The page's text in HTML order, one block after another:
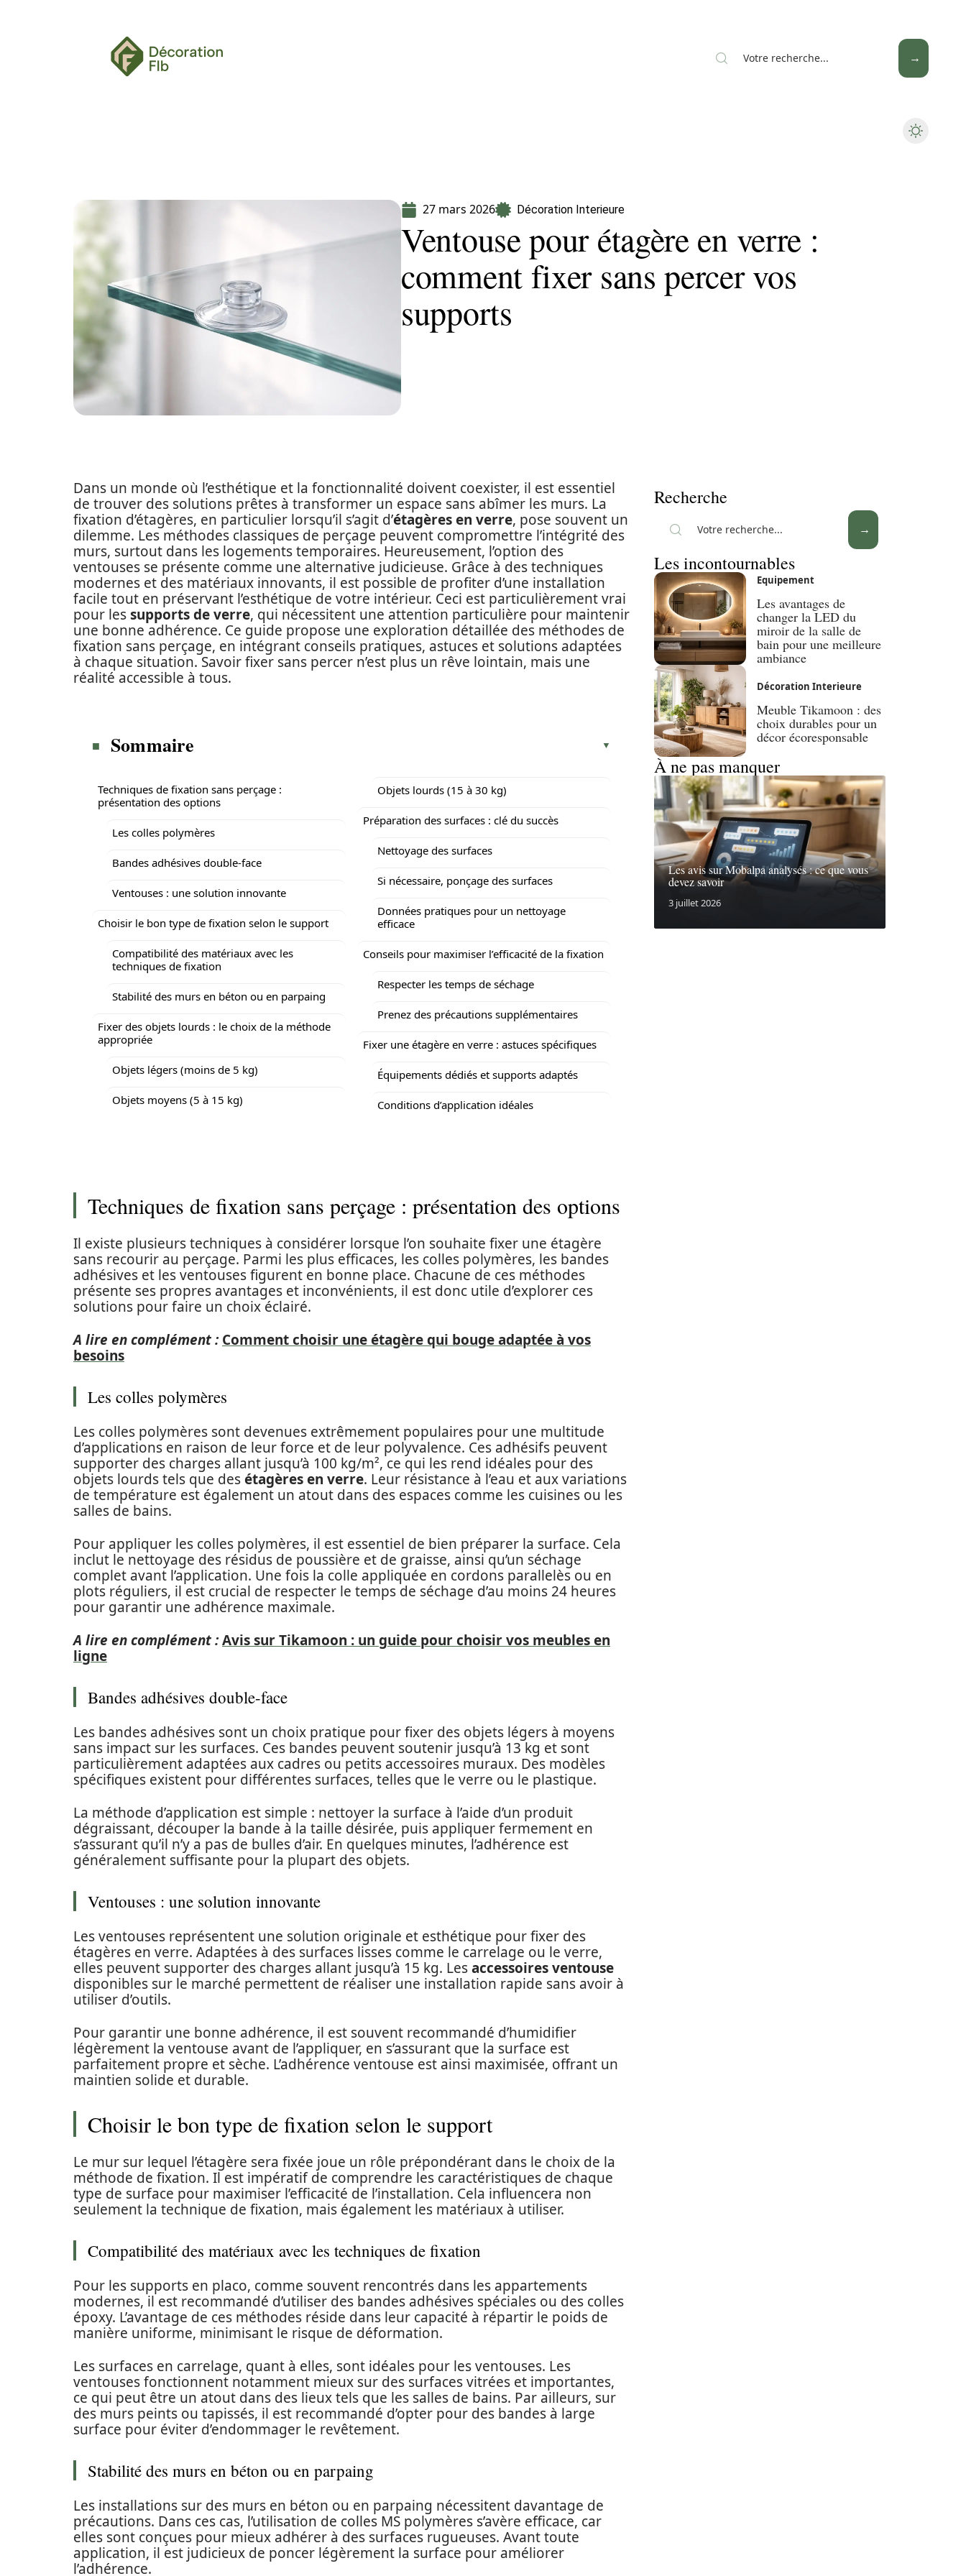
27 mars 2026 Décoration Interieure
Ventouse pour étagère en verre :
comment fixer sans percer vos
supports
Dans un monde où l’esthétique et la fonctionnalité doivent coexister, il est essentiel
de trouver des solutions prêtes à transformer un espace sans abîmer les murs. La
fixation d’étagères, en particulier lorsqu’il s’agit d’étagères en verre, pose souvent un
dilemme. Les méthodes classiques de perçage peuvent compromettre l’intégrité des
murs, surtout dans les logements temporaires. Heureusement, l’option des
ventouses se présente comme une alternative judicieuse. Grâce à des techniques
modernes et des matériaux innovants, il est possible de profiter d’une installation
facile tout en préservant l’esthétique de votre intérieur. Ceci est particulièrement vrai
pour lessupports de verre, qui nécessitent une attention particulière pour maintenir
une bonne adhérence. Ce guide propose une exploration détaillée des méthodes de
fixation sans perçage, en intégrant conseils pratiques, astuces et solutions adaptées
à chaque situation. Savoir fixer sans percer n’est plus un rêve lointain, mais une
réalité accessible à tous.
Sommaire
Techniques de fixation sans perçage :
présentation des options
Les colles polymères
Bandes adhésives double-face
Ventouses : une solution innovante
Choisir le bon type de fixation selon le support
Compatibilité des matériaux avec les
techniques de fixation
Stabilité des murs en béton ou en parpaing
Fixer des objets lourds : le choix de la méthode
appropriée
Objets légers (moins de 5 kg)
Objets moyens (5 à 15 kg)
Objets lourds (15 à 30 kg)
Préparation des surfaces : clé du succès
Nettoyage des surfaces
Si nécessaire, ponçage des surfaces
Données pratiques pour un nettoyage
efficace
Conseils pour maximiser l’efficacité de la fixation
Respecter les temps de séchage
Prenez des précautions supplémentaires
Fixer une étagère en verre : astuces spécifiques
Équipements dédiés et supports adaptés
Conditions d’application idéales
Techniques de fixation sans perçage : présentation des options
Il existe plusieurs techniques à considérer lorsque l’on souhaite fixer une étagère
sans recourir au perçage. Parmi les plus efficaces, les colles polymères, les bandes
adhésives et les ventouses figurent en bonne place. Chacune de ces méthodes
présente ses propres avantages et inconvénients, il est donc utile d’explorer ces
solutions pour faire un choix éclairé.
A lire en complément : Comment choisir une étagère qui bouge adaptée à vos
besoins
Les colles polymères
Les colles polymères sont devenues extrêmement populaires pour une multitude
d’applications en raison de leur force et de leur polyvalence. Ces adhésifs peuvent
supporter des charges allant jusqu’à 100 kg/m², ce qui les rend idéales pour des
objets lourds tels que desétagères en verre. Leur résistance à l’eau et aux variations
de température est également un atout dans des espaces comme les cuisines ou les
salles de bains.
Pour appliquer les colles polymères, il est essentiel de bien préparer la surface. Cela
inclut le nettoyage des résidus de poussière et de graisse, ainsi qu’un séchage
complet avant l’application. Une fois la colle appliquée en cordons parallelès ou en
plots réguliers, il est crucial de respecter le temps de séchage d’au moins 24 heures
pour garantir une adhérence maximale.
A lire en complément :Avis sur Tikamoon : un guide pour choisir vos meubles en
ligne
Bandes adhésives double-face
Les bandes adhésives sont un choix pratique pour fixer des objets légers à moyens
sans impact sur les surfaces. Ces bandes peuvent soutenir jusqu’à 13 kg et sont
particulièrement adaptées aux cadres ou petits accessoires muraux. Des modèles
spécifiques existent pour différentes surfaces, telles que le verre ou le plastique.
La méthode d’application est simple : nettoyer la surface à l’aide d’un produit
dégraissant, découper la bande à la taille désirée, puis appliquer fermement en
s’assurant qu’il n’y a pas de bulles d’air. En quelques minutes, l’adhérence est
généralement suffisante pour la plupart des objets.
Ventouses : une solution innovante
Les ventouses représentent une solution originale et esthétique pour fixer des
étagères en verre. Adaptées à des surfaces lisses comme le carrelage ou le verre,
elles peuvent supporter des charges allant jusqu’à 15 kg. Lesaccessoires ventouse
disponibles sur le marché permettent de réaliser une installation rapide sans avoir à
utiliser d’outils.
Pour garantir une bonne adhérence, il est souvent recommandé d’humidifier
légèrement la ventouse avant de l’appliquer, en s’assurant que la surface est
parfaitement propre et sèche. L’adhérence ventouse est ainsi maximisée, offrant un
maintien solide et durable.
Choisir le bon type de fixation selon le support
Le mur sur lequel l’étagère sera fixée joue un rôle prépondérant dans le choix de la
méthode de fixation. Il est impératif de comprendre les caractéristiques de chaque
type de surface pour maximiser l’efficacité de l’installation. Cela influencera non
seulement la technique de fixation, mais également les matériaux à utiliser.
Compatibilité des matériaux avec les techniques de fixation
Pour les supports en placo, comme souvent rencontrés dans les appartements
modernes, il est recommandé d’utiliser des bandes adhésives spéciales ou des colles
époxy. L’avantage de ces méthodes réside dans leur capacité à répartir le poids de
manière uniforme, minimisant le risque de déformation.
Les surfaces en carrelage, quant à elles, sont idéales pour les ventouses. Les
ventouses fonctionnent notamment mieux sur des surfaces vitrées et importantes,
ce qui peut être un atout dans des lieux tels que les salles de bains. Par ailleurs, sur
des murs peints ou tapissés, il est recommandé d’opter pour des bandes à large
surface pour éviter d’endommager le revêtement.
Stabilité des murs en béton ou en parpaing
Les installations sur des murs en béton ou en parpaing nécessitent davantage de
précautions. Dans ces cas, l’utilisation de colles MS polymères s’avère efficace, car
elles sont conçues pour mieux adhérer à des surfaces rugueuses. Avant toute
application, il est judicieux de poncer légèrement la surface pour améliorer
l’adhérence.
Recherche
Les incontournables
Equipement
Les avantages de
changer la LED du
miroir de la salle de
bain pour une meilleure
ambiance
Décoration Interieure
Meuble Tikamoon : des
choix durables pour un
décor écoresponsable
À ne pas manquer
Les avis sur Mobalpa analysés : ce que vous
devez savoir
3 juillet 2026